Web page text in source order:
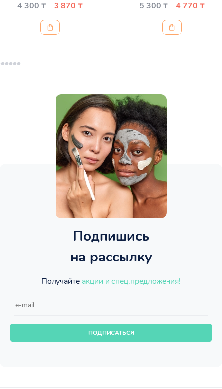
4 300 ₸
3 870 ₸ 5 300 ₸ 4 770 ₸
Подпишись
на рассылку
Получайте акции и спец.предложения!
ПОДПИСАТЬСЯ